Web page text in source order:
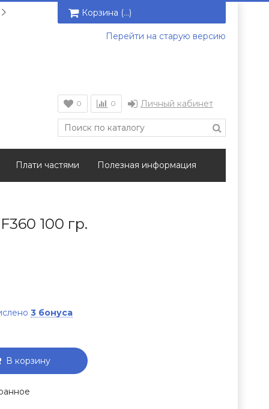
Корзина (…)
Перейти на старую версию
0 0 Личный кабинет
Плати частями Полезная информация
100 гр.
3 бонуса
В корзину